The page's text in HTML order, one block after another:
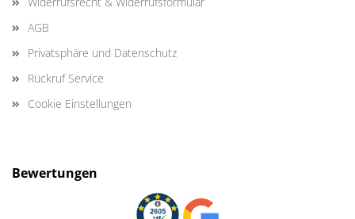
AGB
Privatsphäre und Datenschutz
Rückruf Service
Cookie Einstellungen
Bewertungen